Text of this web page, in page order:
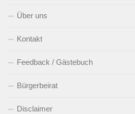
Über uns
Kontakt
Feedback / Gästebuch
Bürgerbeirat
Disclaimer